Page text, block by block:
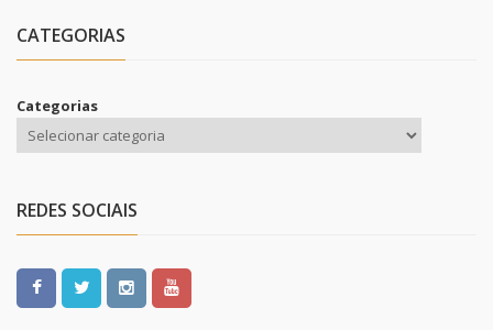
CATEGORIAS
Categorias
REDES SOCIAIS